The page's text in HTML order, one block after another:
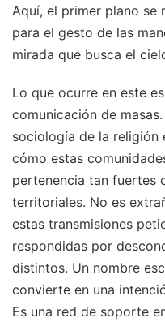
Aquí, el primer plano se
para el gesto de las
mirada que busca el
Lo que ocurre en este
comunicación de
sociología de la religión
cómo estas
pertenencia tan fuertes
territoriales. No es
estas transmisiones
respondidas por
distintos. Un nombre
convierte en una
Es una red de soporte